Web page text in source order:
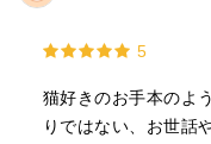
5
猫好きのお手本のよ
りではない、お世話